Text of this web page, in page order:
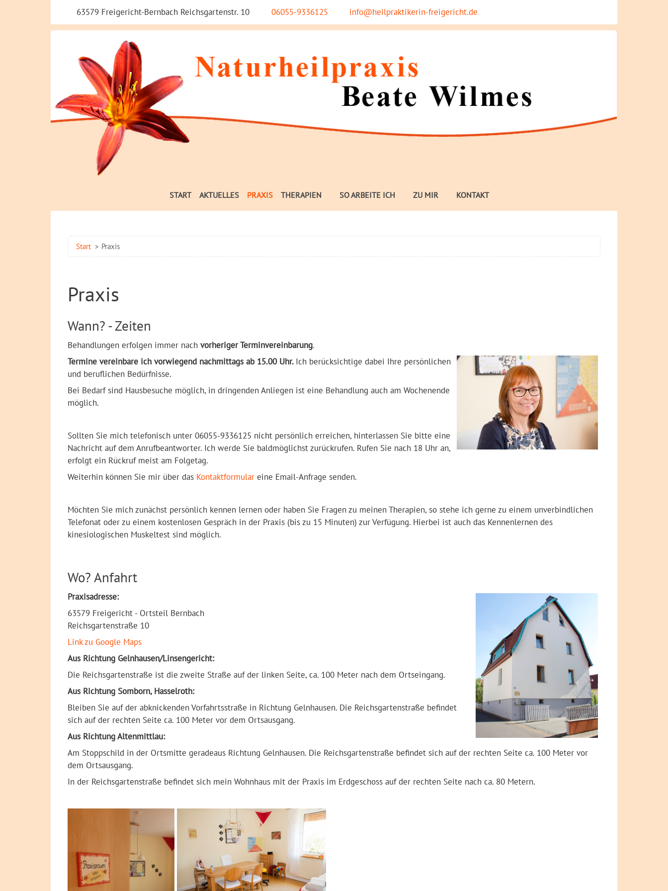
63579 Freigericht-Bernbach Reichsgartenstr. 10 06055-9336125 info@heilpraktikerin-freigericht.de
START AKTUELLES PRAXIS THERAPIEN SO ARBEITE ICH ZU MIR KONTAKT
Start Praxis
Praxis
Wann? - Zeiten
Behandlungen erfolgen immer nach vorheriger Terminvereinbarung.
Termine vereinbare ich vorwiegend nachmittags ab 15.00 Uhr. Ich berücksichtige dabei Ihre persönlichen
und beruflichen Bedürfnisse.
Bei Bedarf sind Hausbesuche möglich, in dringenden Anliegen ist eine Behandlung auch am Wochenende
möglich.
Sollten Sie mich telefonisch unter 06055-9336125 nicht persönlich erreichen, hinterlassen Sie bitte eine
Nachricht auf dem Anrufbeantworter. Ich werde Sie baldmöglichst zurückrufen. Rufen Sie nach 18 Uhr an,
erfolgt ein Rückruf meist am Folgetag.
Weiterhin können Sie mir über das Kontaktformular eine Email-Anfrage senden.
Möchten Sie mich zunächst persönlich kennen lernen oder haben Sie Fragen zu meinen Therapien, so stehe ich gerne zu einem unverbindlichen
Telefonat oder zu einem kostenlosen Gespräch in der Praxis (bis zu 15 Minuten) zur Verfügung. Hierbei ist auch das Kennenlernen des
kinesiologischen Muskeltest sind möglich.
Wo? Anfahrt
Praxisadresse:
63579 Freigericht - Ortsteil Bernbach
Reichsgartenstraße 10
Link zu Google Maps
Aus Richtung Gelnhausen/Linsengericht:
Die Reichsgartenstraße ist die zweite Straße auf der linken Seite, ca. 100 Meter nach dem Ortseingang.
Aus Richtung Somborn, Hasselroth:
Bleiben Sie auf der abknickenden Vorfahrtsstraße in Richtung Gelnhausen. Die Reichsgartenstraße befindet
sich auf der rechten Seite ca. 100 Meter vor dem Ortsausgang.
Aus Richtung Altenmittlau:
Am Stoppschild in der Ortsmitte geradeaus Richtung Gelnhausen. Die Reichsgartenstraße befindet sich auf der rechten Seite ca. 100 Meter vor
dem Ortsausgang.
In der Reichsgartenstraße befindet sich mein Wohnhaus mit der Praxis im Erdgeschoss auf der rechten Seite nach ca. 80 Metern.